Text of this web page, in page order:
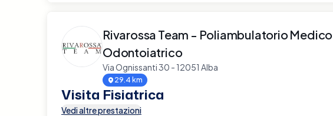
Rivarossa Team - Poliambulatorio Medico
Odontoiatrico
Via Ognissanti 30 - 12051 Alba
29.4 km
Visita Fisiatrica
Vedi altre prestazioni